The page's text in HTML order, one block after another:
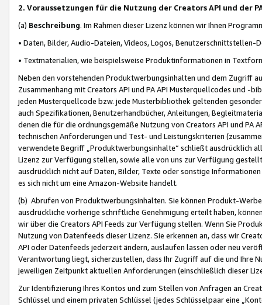
2. Voraussetzungen für die Nutzung der Creators API und der
(a) Beschreibung. Im Rahmen dieser Lizenz können wir Ihnen
• Daten, Bilder, Audio-Dateien, Videos, Logos, Benutzerschnittstellen-
• Textmaterialien, wie beispielsweise Produktinformationen in
Neben den vorstehenden Produktwerbungsinhalten und dem Zugriff
Zusammenhang mit Creators API und PA API Musterquellcodes und
jeden Musterquellcode bzw. jede Musterbibliothek geltenden
auch Spezifikationen, Benutzerhandbücher, Anleitungen,
denen die für die ordnungsgemäße Nutzung von Creators API und PA
technischen Anforderungen und Test- und Leistungskriterien
verwendete Begriff „Produktwerbungsinhalte“ schließt ausdrücklich
Lizenz zur Verfügung stellen, sowie alle von uns zur Verfügung
ausdrücklich nicht auf Daten, Bilder, Texte oder sonstige
es sich nicht um eine Amazon-Website handelt.
(b) Abrufen von Produktwerbungsinhalten. Sie können Produkt-
ausdrückliche vorherige schriftliche Genehmigung erteilt haben,
wir über die Creators API Feeds zur Verfügung stellen. Wenn Sie
Nutzung von Datenfeeds dieser Lizenz. Sie erkennen an, dass wir
API oder Datenfeeds jederzeit ändern, auslaufen lassen oder neu
Verantwortung liegt, sicherzustellen, dass Ihr Zugriff auf die und Ihre
jeweiligen Zeitpunkt aktuellen Anforderungen (einschließlich dieser
Zur Identifizierung Ihres Kontos und zum Stellen von Anfragen an
Schlüssel und einem privaten Schlüssel (jedes Schlüsselpaar eine